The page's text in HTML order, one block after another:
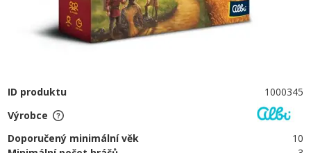
ID produktu
1000345
Výrobce
Doporučený minimální věk
10